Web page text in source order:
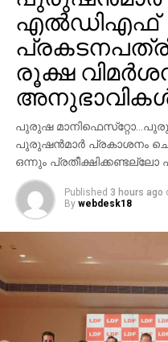
എല്‍ഡിഎഫ്
രൂക്ഷ
പുരുഷ
പുരുഷന്‍മാര്‍ പ്രകാശനം
ഒന്നും
Published 3 hours ago
By webdesk18